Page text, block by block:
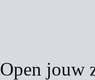
Open jouw